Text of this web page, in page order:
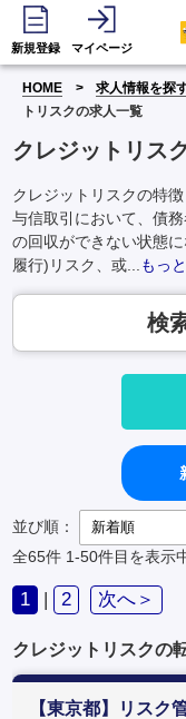
新規登録 マイページ
HOME 求人情報を探
トリスクの求人一覧
クレジットリス
クレジットリスクの特徴
与信取引において、債
の回収ができない状態
履行)リスク、或...
もっ
検
並び順：
全65件 1-50件目を表示
1 | 2 次へ＞
クレジットリスクの
【東京都】リスク